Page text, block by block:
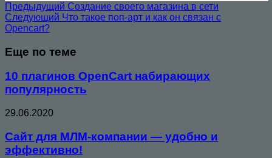
Предыдущий Создание своего магазина в сети
Следующий Что такое поп-арт и как он связан с
Opencart?
Еще по теме
10 плагинов OpenCart набирающих
популярность
29.06.2020
Сайт для МЛМ-компании — удобно и
эффективно!